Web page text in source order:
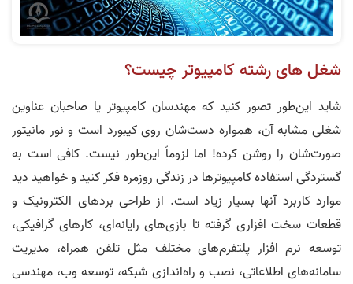
شغل های رشته کامپیوتر چیست؟
شاید این‌طور تصور کنید که مهندسان کامپیوتر یا صاحبان عناوین
شغلی مشابه آن، همواره دست‌شان روی کیبورد است و نور مانیتور
صورت‌شان را روشن کرده! اما لزوماً این‌طور نیست. کافی است به
گستردگی استفاده کامپیوترها در زندگی روزمره فکر کنید و خواهید دید
موارد کاربرد آنها بسیار زیاد است. از طراحی بردهای الکترونیک و
قطعات سخت افزاری گرفته تا بازی‌های رایانه‌ای، کارهای گرافیکی،
توسعه نرم افزار پلتفرم‌های مختلف مثل تلفن همراه، مدیریت
سامانه‌های اطلاعاتی، نصب و راه‌اندازی شبکه، توسعه وب، مهندسی